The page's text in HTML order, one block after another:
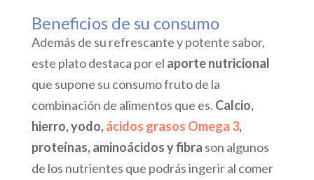
Beneficios de su consumo
Además de su refrescante y potente sabor,
este plato destaca por el aporte nutricional
que supone su consumo fruto de la
combinación de alimentos que es. Calcio,
hierro, yodo,ácidos grasos Omega 3,
proteínas, aminoácidos y fibra son algunos
de los nutrientes que podrás ingerir al comer